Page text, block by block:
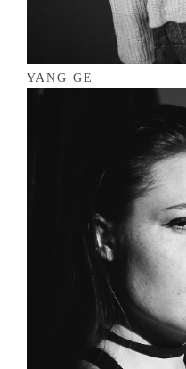
YANG GE